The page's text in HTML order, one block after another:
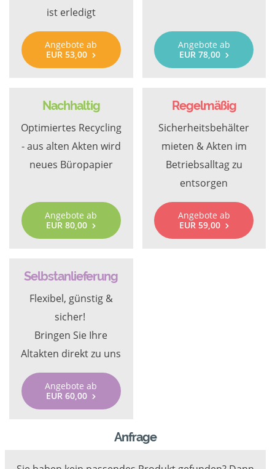
ist erledigt
Angebote ab
EUR 53,00
Angebote ab
EUR 78,00
Nachhaltig
Optimiertes Recycling
- aus alten Akten wird
neues Büropapier
Angebote ab
EUR 80,00
Regelmäßig
Sicherheitsbehälter
mieten & Akten im
Betriebsalltag zu
entsorgen
Angebote ab
EUR 59,00
Selbstanlieferung
Flexibel, günstig &
sicher!
Bringen Sie Ihre
Altakten direkt zu uns
Angebote ab
EUR 60,00
Anfrage